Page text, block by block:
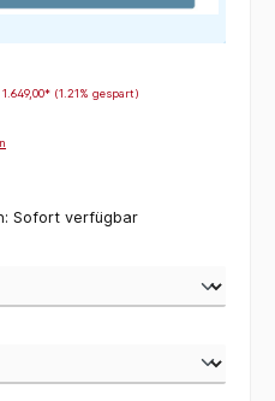
(1.21% gespart)
Sofort verfügbar